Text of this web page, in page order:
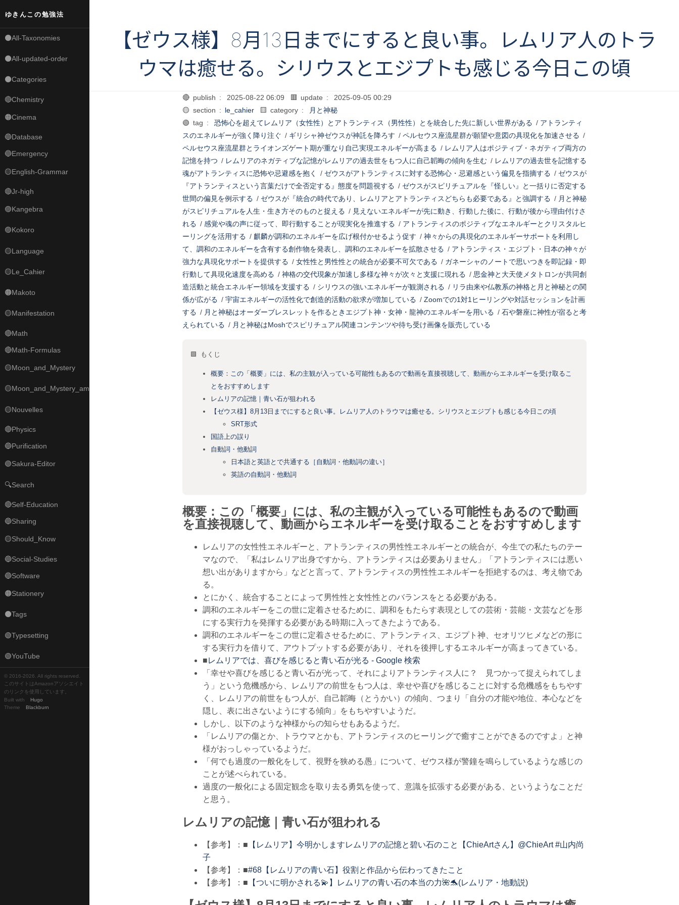
ゆきんこの勉強法
⚫All-Taxonomies
⚫All-updated-order
⚫Categories
🔴Chemistry
🟠Cinema
🔵Database
🔵Emergency
🟡English-Grammar
🔴Jr-high
🟣Kangebra
🟣Kokoro
🟡Language
🟡Le_Cahier
🟠Makoto
🟡Manifestation
🔴Math
🔴Math-Formulas
🟡Moon_and_Mystery
🟡Moon_and_Mystery_am
🟡Nouvelles
🔴Physics
🔵Purification
🟢Sakura-Editor
🔍Search
🔴Self-Education
🔵Sharing
🟡Should_Know
🔵Social-Studies
🔵Software
🟠Stationery
⚫Tags
🟢Typesetting
🟢YouTube
© 2016-2026. All rights reserved.
このサイトはAmazonアソシエイト
のリンクを使用しています。
Built with
Hugo
Theme
Blackburn
【ゼウス様】8月13日までにすると良い事。レムリア人のトラ
ウマは癒せる。シリウスとエジプトも感じる今日この頃
🔴 publish : 2025-08-22 06:09 🟥 update :
2025-09-05 00:29
🟡 section : le_cahier 🟨 category :
月と神秘
🟢 tag :
恐怖心を超えてレムリア（女性性）とアトランティス（男性性）とを統合した先に新しい世界がある / アトランティ
スのエネルギーが強く降り注ぐ / ギリシャ神ゼウスが神託を降ろす / ペルセウス座流星群が願望や意図の具現化を加速させる /
ペルセウス座流星群とライオンズゲート期が重なり自己実現エネルギーが高まる / レムリア人はポジティブ・ネガティブ両方の
記憶を持つ / レムリアのネガティブな記憶がレムリアの過去世をもつ人に自己韜晦の傾向を生む/ レムリアの過去世を記憶する
魂がアトランティスに恐怖や忌避感を抱く
/ ゼウスがアトランティスに対する恐怖心・忌避感という偏見を指摘する / ゼウスが
『アトランティスという言葉だけで全否定する』態度を問題視する / ゼウスがスピリチュアルを『怪しい』と一括りに否定する
世間の偏見を例示する / ゼウスが『統合の時代であり、レムリアとアトランティスどちらも必要である』と強調する / 月と神秘
がスピリチュアルを人生・生き方そのものと捉える / 見えないエネルギーが先に動き、行動した後に、行動が後から理由付けさ
れる / 感覚や魂の声に従って、即行動することが現実化を推進する / アトランティスのポジティブなエネルギーとクリスタルヒ
ーリングを活用する / 麒麟が調和のエネルギーを広げ根付かせるよう促す / 神々からの具現化のエネルギーサポートを利用し
て、調和のエネルギーを含有する創作物を発表し、調和のエネルギーを拡散させる / アトランティス・エジプト・日本の神々が
強力な具現化サポートを提供する / 女性性と男性性との統合が必要不可欠である / ガネーシャのノートで思いつきを即記録・即
行動して具現化速度を高める / 神格の交代現象が加速し多様な神々が次々と支援に現れる / 思金神と大天使メタトロンが共同創
造活動と統合エネルギー領域を支援する / シリウスの強いエネルギーが観測される / リラ由来や仏教系の神格と月と神秘との関
係が広がる / 宇宙エネルギーの活性化で創造的活動の欲求が増加している / Zoomでの1対1ヒーリングや対話セッションを計画
する / 月と神秘はオーダーブレスレットを作るときエジプト神・女神・龍神のエネルギーを用いる / 石や磐座に神性が宿ると考
えられている / 月と神秘はMoshでスピリチュアル関連コンテンツや待ち受け画像を販売している
🟩 もくじ
概要：この「概要」には、私の主観が入っている可能性もあるので動画を直接視聴して、動画からエネルギーを受け取るこ
とをおすすめします
レムリアの記憶｜青い石が狙われる
【ゼウス様】8月13日までにすると良い事。レムリア人のトラウマは癒せる。シリウスとエジプトも感じる今日この頃
SRT形式
国語上の誤り
自動詞・他動詞
日本語と英語とで共通する［自動詞・他動詞の違い］
英語の自動詞・他動詞
概要：この「概要」には、私の主観が入っている可能性もあるので動画
を直接視聴して、動画からエネルギーを受け取ることをおすすめします
レムリアの女性性エネルギーと、アトランティスの男性性エネルギーとの統合が、今生での私たちのテー
マなので、「私はレムリア出身ですから、アトランティスは必要ありません」「アトランティスには悪い
想い出がありますから」などと言って、アトランティスの男性性エネルギーを拒絶するのは、考え物であ
る。
とにかく、統合することによって男性性と女性性とのバランスをとる必要がある。
調和のエネルギーをこの世に定着させるために、調和をもたらす表現としての芸術・芸能・文芸などを形
にする実行力を発揮する必要がある時期に入ってきたようである。
調和のエネルギーをこの世に定着させるために、アトランティス、エジプト神、セオリツヒメなどの形に
する実行力を借りて、アウトプットする必要があり、それを後押しするエネルギーが高まってきている。
■レムリアでは、喜びを感じると青い石が光る - Google 検索
「幸せや喜びを感じると青い石が光って、それによりアトランティス人に？ 見つかって捉えられてしま
う」という危機感から、レムリアの前世をもつ人は、幸せや喜びを感じることに対する危機感をもちやす
く、レムリアの前世をもつ人が、自己韜晦（とうかい）の傾向、つまり「自分の才能や地位、本心などを
隠し、表に出さないようにする傾向」をもちやすいようだ。
しかし、以下のような神様からの知らせもあるようだ。
「レムリアの傷とか、トラウマとかも、アトランティスのヒーリングで癒すことができるのですよ」と神
様がおっしゃっているようだ。
「何でも過度の一般化をして、視野を狭める愚」について、ゼウス様が警鐘を鳴らしているような感じの
ことが述べられている。
過度の一般化による固定観念を取り去る勇気を使って、意識を拡張する必要がある、というようなことだ
と思う。
レムリアの記憶｜青い石が狙われる
【参考】：■ 【レムリア】今明かしますレムリアの記憶と碧い石のこと【ChieArtさん】@ChieArt #山内尚
子
【参考】：■#68【レムリアの青い石】役割と作品から伝わってきたこと
【参考】：■ 【ついに明かされる💫】レムリアの青い石の本当の力🌺🐬(レムリア・地動説)